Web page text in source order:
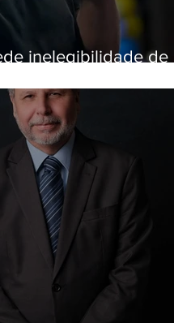
inelegibilidade de